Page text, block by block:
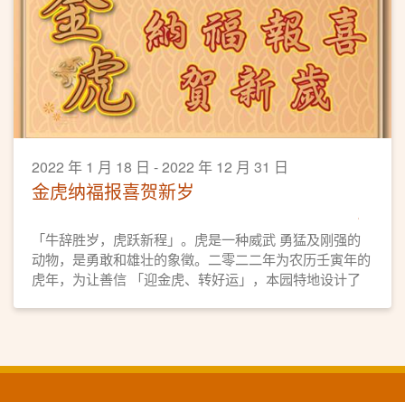
2022 年 1 月 18 日 - 2022 年 12 月 31 日
金虎纳福报喜贺新岁
「牛辞胜岁，虎跃新程」。虎是一种威武 勇猛及刚强的
动物，是勇敢和雄壮的象徵。二零二二年为农历壬寅年的
虎年，为让善信 「迎金虎、转好运」，本园特地设计了